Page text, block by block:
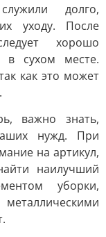
долго,
уходу. После
хорошо
в сухом месте.
как это может
важно знать,
нужд. При
на артикул,
наилучший
уборки,